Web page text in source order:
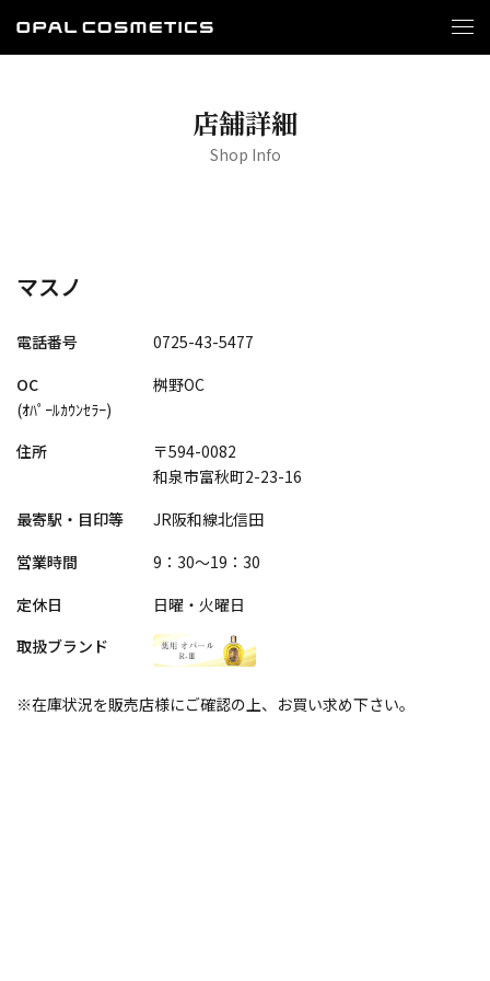
店舗詳細
Shop Info
マスノ
電話番号
0725-43-5477
OC
(ｵﾊﾟｰﾙｶｳﾝｾﾗｰ)
桝野OC
住所
〒594-0082
和泉市富秋町2-23-16
最寄駅・目印等
JR阪和線北信田
営業時間
9：30～19：30
定休日
日曜・火曜日
取扱ブランド
※在庫状況を販売店様にご確認の上、お買い求め下さい。